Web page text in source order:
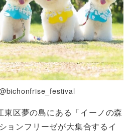
東区夢の島にある「イーノの森
ョンフリーゼが大集合するイ